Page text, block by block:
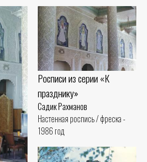
Росписи из серии «К
празднику»
Садик Рахманов
Настенная роспись / фреска -
1986 год